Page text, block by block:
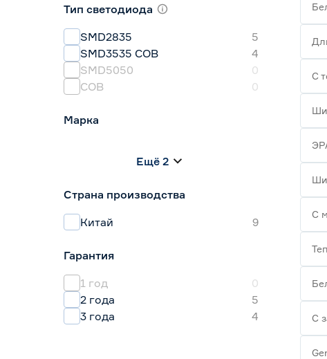
Тип светодиода
SMD2835
5
SMD3535 СОВ
4
SMD5050
0
СОВ
0
Марка
Navigator
Ещё 2
Страна производства
Китай
9
Гарантия
1 год
0
2 года
5
3 года
4
С
С
С